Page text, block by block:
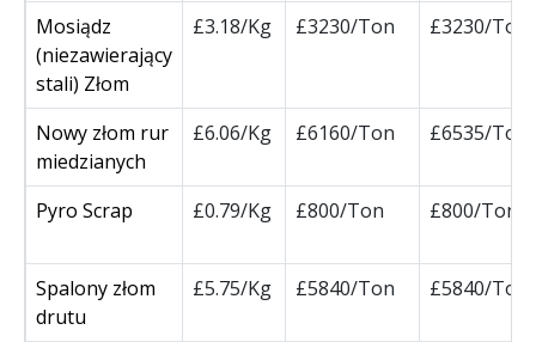
Mosiądz
(niezawierający
stali) Złom
£3.18/Kg £3230/Ton £3230/Ton
Nowy złom rur
miedzianych
£6.06/Kg £6160/Ton £6535/Ton
Pyro Scrap £0.79/Kg £800/Ton £800/Ton
Spalony złom
drutu
£5.75/Kg £5840/Ton £5840/Ton